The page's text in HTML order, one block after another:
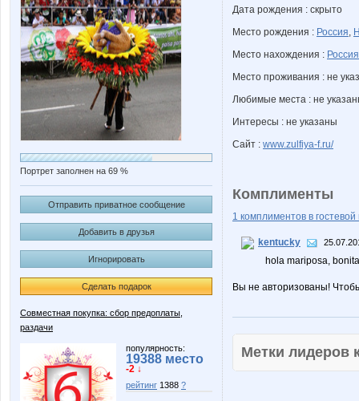
Портрет заполнен на 69 %
Отправить приватное сообщение
Добавить в друзья
Игнорировать
Сделать подарок
Совместная покупка: сбор предоплаты,
раздачи
популярность:
19388 место
-2 ↓
рейтинг 1388 ?
Дата рождения : скрыто
Место рождения : Россия,
Место нахождения : Россия
Место проживания : не
Любимые места : не
Интересы : не указаны
Сайт : www.zulfiya-f.ru/
Комплименты
1 комплиментов в гостевой
kentucky
hola mariposa,
Вы не авторизованы!
Метки